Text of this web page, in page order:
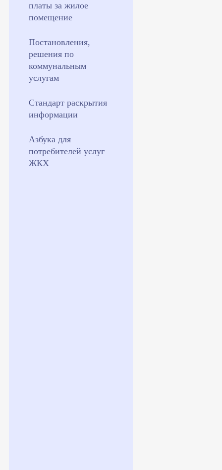
платы за жилое
помещение
Постановления,
решения по
коммунальным
услугам
Стандарт раскрытия
информации
Азбука для
потребителей услуг
ЖКХ